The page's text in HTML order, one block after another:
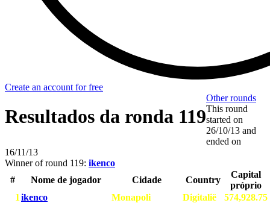
Create an account for free
Resultados da ronda 119
Other rounds
This round
started on
26/10/13 and
ended on
16/11/13
Winner of round 119: ikenco
#
Nome de jogador Cidade Country
Capital
próprio
1 ikenco Monapoli Digitalië
574,928.75